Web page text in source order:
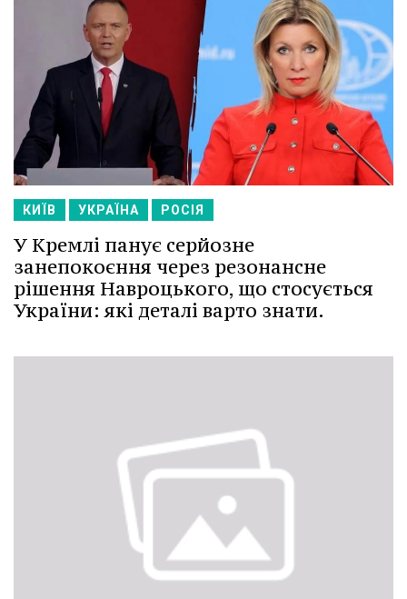
КИЇВ УКРАЇНА РОСІЯ
У Кремлі панує серйозне
занепокоєння через резонансне
рішення Навроцького, що стосується
України: які деталі варто знати.